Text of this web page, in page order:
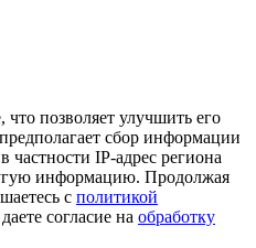
позволяет улучшить его
сбор информации
частности IP-адрес региона
информацию. Продолжая
с политикой
согласие на обработку